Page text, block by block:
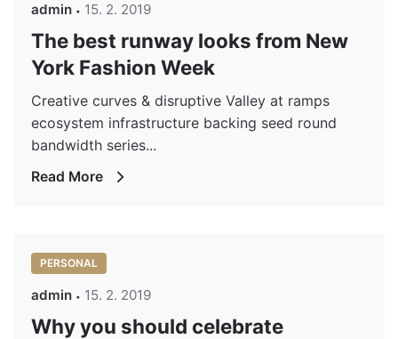
admin 15. 2. 2019
The best runway looks from New
York Fashion Week
Creative curves & disruptive Valley at ramps
ecosystem infrastructure backing seed round
bandwidth series...
Read More
PERSONAL
admin 15. 2. 2019
Why you should celebrate